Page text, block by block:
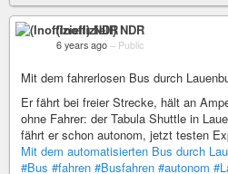
(Inoffiziell) NDR
6 years ago – Public
Mit dem fahrerlosen Bus durch
Er fährt bei freier Strecke, hält an
ohne Fahrer: der Tabula Shuttle in
fährt er schon autonom, jetzt testen
Mit dem automatisierten Bus durch
#Bus #fahren #Busfahren #autonom